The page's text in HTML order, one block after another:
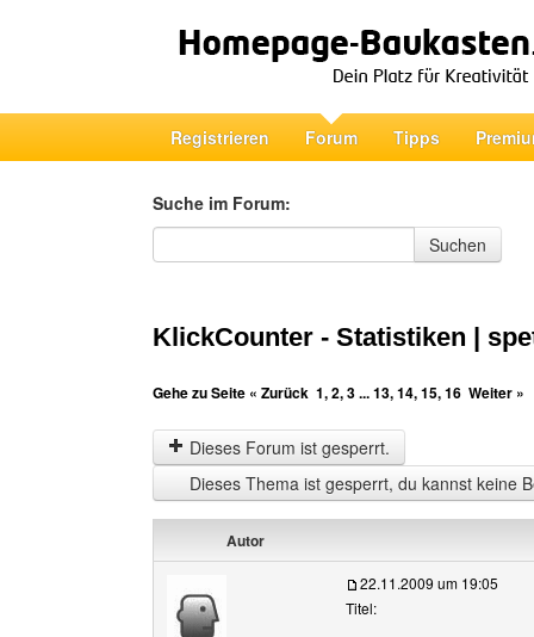
Registrieren Forum Tipps
Suche im Forum:
Suche im Forum
Suchen
KlickCounter - Statistiken |
Gehe zu Seite « Zurück 1,2,3...13,14,15,16 Weiter »
Dieses Forum ist gesperrt.
Dieses Thema ist gesperrt, du kannst keine
Autor
22.11.2009 um 19:05
Titel: